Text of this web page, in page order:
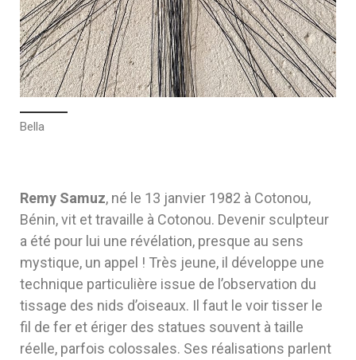
Bella
Remy Samuz, né le 13 janvier 1982 à Cotonou,
Bénin, vit et travaille à Cotonou. Devenir sculpteur
a été pour lui une révélation, presque au sens
mystique, un appel ! Très jeune, il développe une
technique particulière issue de l’observation du
tissage des nids d’oiseaux. Il faut le voir tisser le
fil de fer et ériger des statues souvent à taille
réelle, parfois colossales. Ses réalisations parlent